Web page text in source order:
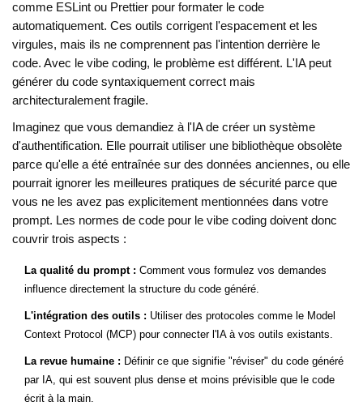
comme ESLint ou Prettier pour formater le code
automatiquement. Ces outils corrigent l'espacement et les
virgules, mais ils ne comprennent pas l'intention derrière le
code. Avec le vibe coding, le problème est différent. L'IA peut
générer du code syntaxiquement correct mais
architecturalement fragile.
Imaginez que vous demandiez à l'IA de créer un système
d'authentification. Elle pourrait utiliser une bibliothèque obsolète
parce qu'elle a été entraînée sur des données anciennes, ou elle
pourrait ignorer les meilleures pratiques de sécurité parce que
vous ne les avez pas explicitement mentionnées dans votre
prompt. Les normes de code pour le vibe coding doivent donc
couvrir trois aspects :
La qualité du prompt : Comment vous formulez vos demandes
influence directement la structure du code généré.
L'intégration des outils : Utiliser des protocoles comme le Model
Context Protocol (MCP) pour connecter l'IA à vos outils existants.
La revue humaine : Définir ce que signifie "réviser" du code généré
par IA, qui est souvent plus dense et moins prévisible que le code
écrit à la main.